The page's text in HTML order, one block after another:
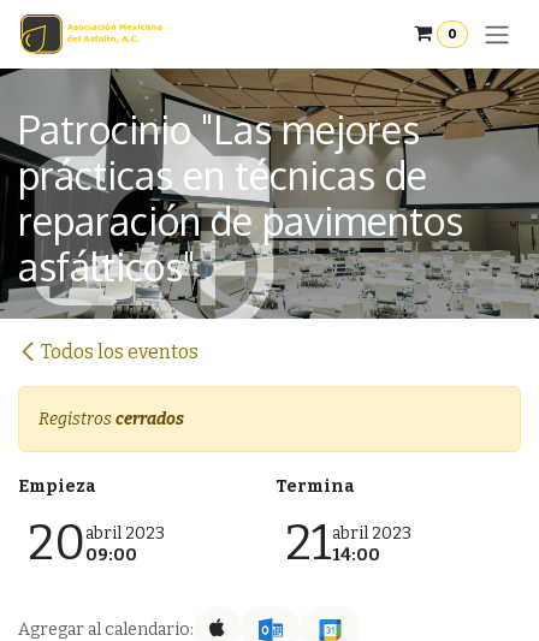
Ir al contenido
0
Botón
Patrocinio "Las mejores
prácticas en técnicas de
reparación de pavimentos
asfálticos"
Todos los eventos
Registros cerrados
Empieza
20abril 2023
09:00
Termina
21abril 2023
14:00
Agregar al calendario: